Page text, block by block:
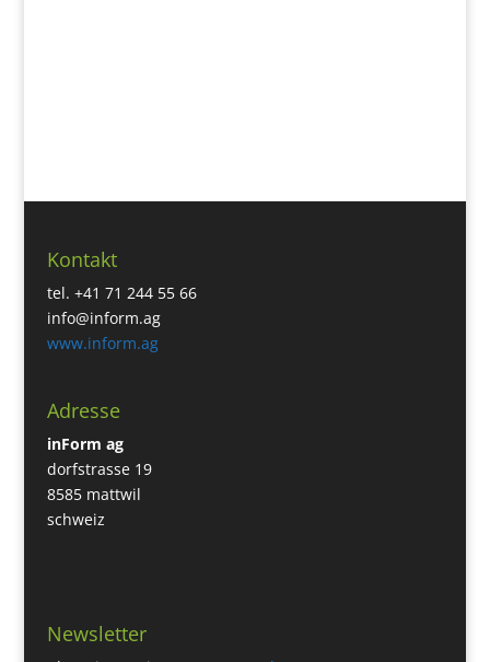
Kontakt
tel. +41 71 244 55 66
info@inform.ag
www.inform.ag
Adresse
inForm ag
dorfstrasse 19
8585 mattwil
schweiz
Newsletter